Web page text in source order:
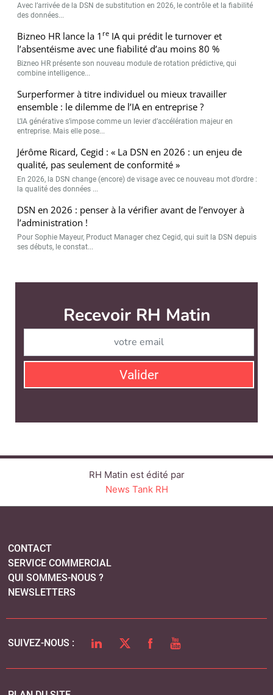
Avec l’arrivée de la DSN de substitution en 2026, le contrôle et la fiabilité
des données...
Bizneo HR lance la 1 re IA qui prédit le turnover et
l’absentéisme avec une fiabilité d’au moins 80 %
Bizneo HR présente son nouveau module de rotation prédictive, qui
combine intelligence...
Surperformer à titre individuel ou mieux travailler
ensemble : le dilemme de l’IA en entreprise ?
L’IA générative s’impose comme un levier d’accélération majeur en
entreprise. Mais elle pose...
Jérôme Ricard, Cegid : « La DSN en 2026 : un enjeu de
qualité, pas seulement de conformité »
En 2026, la DSN change (encore) de visage avec ce nouveau mot d’ordre :
la qualité des données ...
DSN en 2026 : penser à la vérifier avant de l’envoyer à
l’administration !
Pour Sophie Mayeur, Product Manager chez Cegid, qui suit la DSN depuis
ses débuts, le constat...
RH Matin est édité par
QUI SOMMES-NOUS ?
LINKEDINTWITTERFACEBOOK
MENTIONS LÉGALES
POLITIQUE DE CONFIDENTIALITÉ
COOKIES